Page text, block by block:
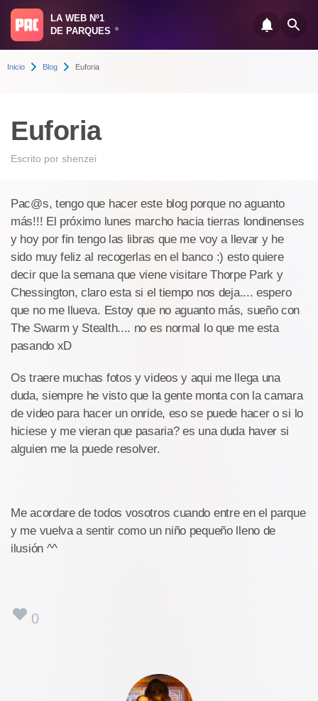
LA WEB Nº1
DE PARQUES
®
Inicio Blog Euforia
Euforia
Escrito por shenzei
Pac@s, tengo que hacer este blog porque no aguanto
más!!! El próximo lunes marcho hacia tierras londinenses
y hoy por fin tengo las libras que me voy a llevar y he
sido muy feliz al recogerlas en el banco :) esto quiere
decir que la semana que viene visitare Thorpe Park y
Chessington, claro esta si el tiempo nos deja.... espero
que no me llueva. Estoy que no aguanto más, sueño con
The Swarm y Stealth.... no es normal lo que me esta
pasando xD
Os traere muchas fotos y videos y aqui me llega una
duda, siempre he visto que la gente monta con la camara
de video para hacer un onride, eso se puede hacer o si lo
hiciese y me vieran que pasaria? es una duda haver si
alguien me la puede resolver.
Me acordare de todos vosotros cuando entre en el parque
y me vuelva a sentir como un niño pequeño lleno de
ilusión ^^
0